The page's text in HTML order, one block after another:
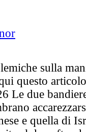
sulla
questo
Le due
e quella di